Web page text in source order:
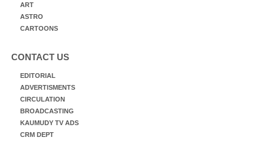
ART
ASTRO
CARTOONS
CONTACT US
EDITORIAL
ADVERTISMENTS
CIRCULATION
BROADCASTING
KAUMUDY TV ADS
CRM DEPT